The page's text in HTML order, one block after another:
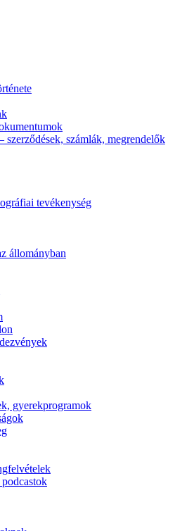
szerződések, számlák, megrendelők
tevékenység
állományban
gyerekprogramok